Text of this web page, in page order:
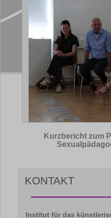
Kurzbericht zum
KONTAKT
Institut für das